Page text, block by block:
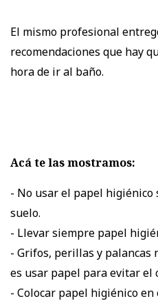
El mismo profesional
recomendaciones que hay
hora de ir al baño.
Acá te las mostramos:
- No usar el papel higiénico
suelo.
- Llevar siempre papel
- Grifos, perillas y palancas
es usar papel para evitar el
- Colocar papel higiénico